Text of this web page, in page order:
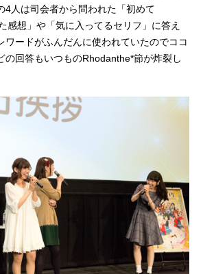
人は司会者から問われた「初めて
感想」や「気に入ってるセリフ」に答え
ワードがふんだんに使われていたのでココ
の回答もいつものRhodanthe*節が炸裂し